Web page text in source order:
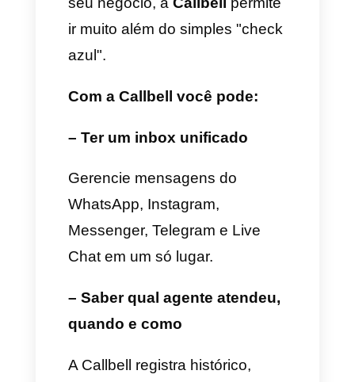
permitem:
Distribuir conversas entre
agentes.
Criar funis ou automações.
Gerenciar múltiplos canais.
Integrar o WhatsApp com
marketing.
É aqui que aCallbell